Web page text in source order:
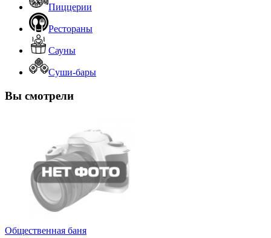
Пиццерии
Рестораны
Сауны
Суши-бары
Вы смотрели
Общественная баня